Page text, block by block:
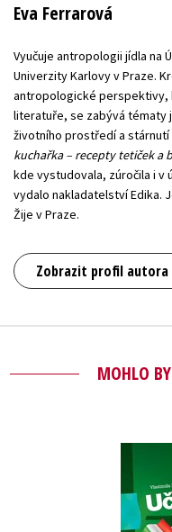
Eva Ferrarová
Vyučuje antropologii jídla na
Univerzity Karlovy v Praze.
antropologické perspektivy,
literatuře, se zabývá tématy
životního prostředí a
kuchařka – recepty tetiček a
kde vystudovala, zúročila i v
vydalo nakladatelství Edika.
Žije v Praze.
Zobrazit profil autora
MOHLO
,